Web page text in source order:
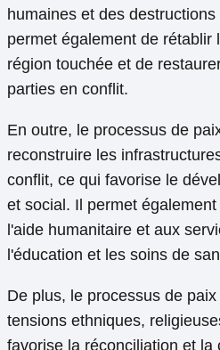
humaines et des
permet également de rétablir
région touchée et de
parties en conflit.
En outre, le processus de
reconstruire les
conflit, ce qui favorise le
et social. Il permet
l'aide humanitaire et aux
l'éducation et les soins de
De plus, le processus de
tensions ethniques,
favorise la réconciliation et la